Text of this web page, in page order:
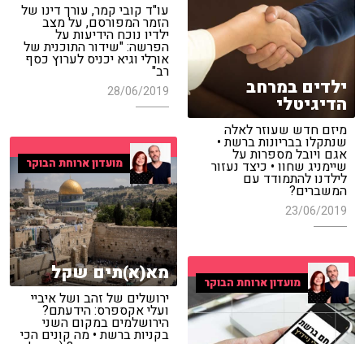
עו"ד קובי קמר, עורך דינו של
הזמר המפורסם, על מצב
ילדיו נוכח הידיעות על
הפרשה: "שידור התוכנית של
אורלי וגיא יכניס לערוץ כסף
רב"
28/06/2019 ילדים במרחב
הדיגיטלי
מיזם חדש שעוזר לאלה
שנתקלו בבריונות ברשת •
אגם ויובל מספרות על
שיימניג שחוו • כיצד נעזור
לילדנו להתמודד עם
המשברים?
23/06/2019
מועדון ארוחת הבוקר
מא(א)תים שקל
ירושלים של זהב ושל איביי
ועלי אקספרס: הידעתם?
הירושלמים במקום השני
בקניות ברשת • מה קונים הכי
מועדון ארוחת הבוקר